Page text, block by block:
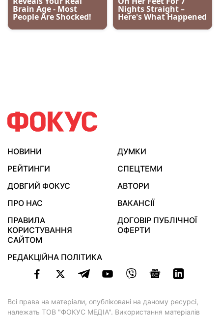
НОВИНИ
ДУМКИ
РЕЙТИНГИ
СПЕЦТЕМИ
ДОВГИЙ ФОКУС
АВТОРИ
ПРО НАС
ВАКАНСІЇ
ПРАВИЛА
КОРИСТУВАННЯ
САЙТОМ
ДОГОВІР ПУБЛІЧНОЇ
ОФЕРТИ
РЕДАКЦІЙНА ПОЛІТИКА
Всі права на матеріали, опубліковані на даному ресурсі,
належать ТОВ "ФОКУС МЕДІА". Використання матеріалів